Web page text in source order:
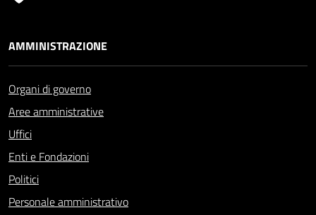
AMMINISTRAZIONE
Organi di governo
Aree amministrative
Uffici
Enti e Fondazioni
Politici
Personale amministrativo